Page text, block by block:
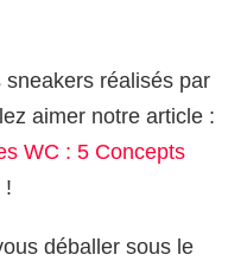
réalisés par
aimer notre article :
WC : 5 Concepts
!
déballer sous le